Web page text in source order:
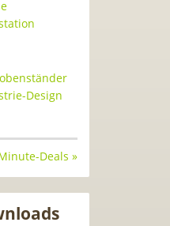
Design
Deals »